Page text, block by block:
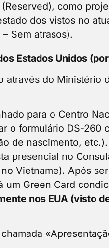
como
dos vistos no
Sem atrasos).
Estados Unidos
através do Ministério
para o Centro
o formulário DS-260
de nascimento, etc.).
presencial no
Vietname). Após
um Green Card
nos EUA (visto